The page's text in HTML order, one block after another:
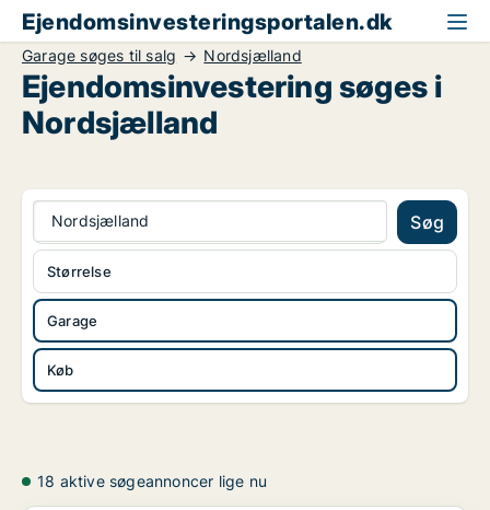
Ejendomsinvesteringsportalen.dk
Garage søges til salg Nordsjælland
Ejendomsinvestering søges i
Nordsjælland
Nordsjælland Søg
Garage
Køb
Størrelse
18 aktive søgeannoncer lige nu